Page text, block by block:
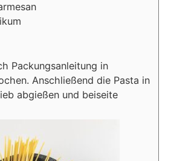
Packungsanleitung in
Anschließend die Pasta in
abgießen und beiseite